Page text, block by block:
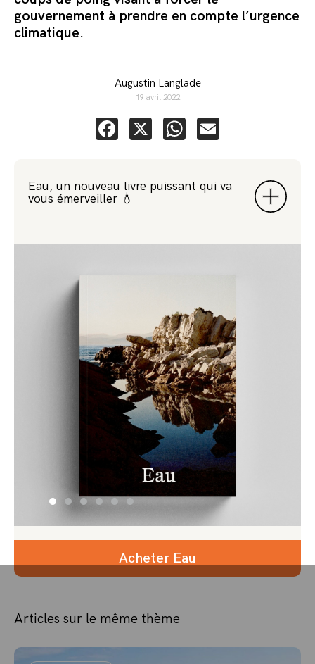
gouvernement à prendre en compte l’urgence
climatique.
Augustin Langlade
19 avril 2022
Facebook
X WhatsApp
Eau, un nouveau livre puissant qui va
vous émerveiller 💧
Acheter Eau
Articles sur le même thème